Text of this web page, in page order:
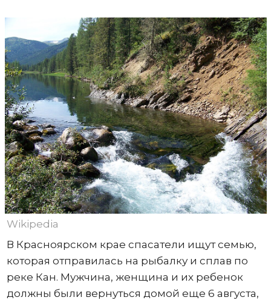
Wikipedia
В Красноярском крае спасатели ищут семью,
которая отправилась на рыбалку и сплав по
реке Кан. Мужчина, женщина и их ребенок
должны были вернуться домой еще 6 августа,